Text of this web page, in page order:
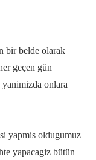
bir belde olarak
geçen gün
onlara
yapmis oldugumuz
yapacagiz bütün